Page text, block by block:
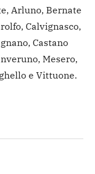
Arluno, Bernate
Calvignasco,
Castano
Mesero,
e Vittuone.